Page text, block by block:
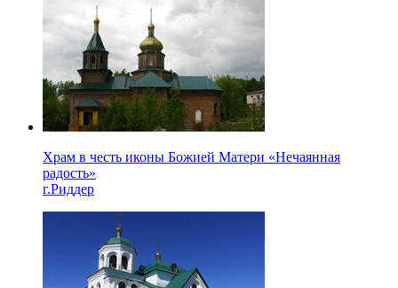
Храм в честь иконы Божией Матери «Нечаянная
радость»
г.Риддер